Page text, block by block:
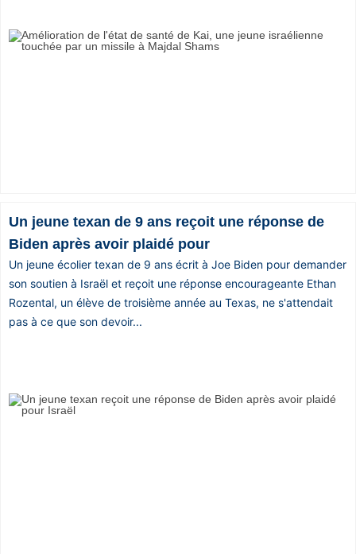
Un jeune texan de 9 ans reçoit une réponse de
Biden après avoir plaidé pour
Un jeune écolier texan de 9 ans écrit à Joe Biden pour demander
son soutien à Israël et reçoit une réponse encourageante Ethan
Rozental, un élève de troisième année au Texas, ne s'attendait
pas à ce que son devoir...